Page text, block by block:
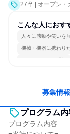
27卒 | オープン
こんな人におす
人々に感動や笑いを
機械・機器に携わり
チームワークを重視
募集情報
プログラム内
プログラム内容